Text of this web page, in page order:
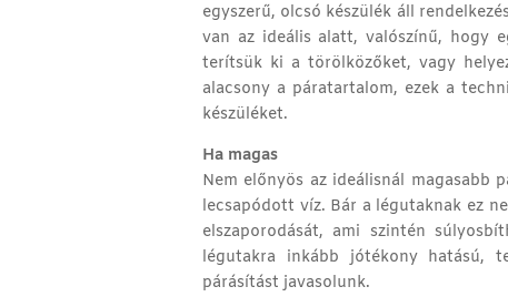
egyszerű, olcsó készülék áll
van az ideális alatt, valószínű, hogy
terítsük ki a törölközőket, vagy
alacsony a páratartalom, ezek a
készüléket.
Ha magas
Nem előnyös az ideálisnál magasabb
lecsapódott víz. Bár a légutaknak ez
elszaporodását, ami szintén
légutakra inkább jótékony hatású,
párásítást javasolunk.